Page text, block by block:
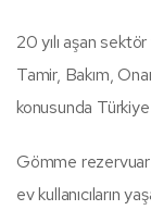
20 yılı aşan
Tamir, Bakım,
konusunda
Gömme
ev kullanıcıların